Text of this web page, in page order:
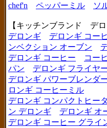
chef'n
ペッパーミル ソ
【キッチンブランド デロ
デロンギ
デロンギ コー
ンベクション オーブン
デロンギ コーヒー
コー
パン
デロンギ フライヤ
デロンギ パワーブレンダ
ロンギ コーヒーミル
デロンギ コンパクトヒー
ン デロンギ
デロンギ オ
デロンギ コーヒー グライ